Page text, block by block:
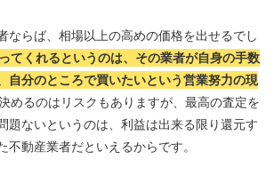
ならば、相場以上の高めの価格を出せるでし
てくれるというのは、その業者が自身の手数
自分のところで買いたいという営業努力の現
めるのはリスクもありますが、最高の査定を
題ないというのは、利益は出来る限り還元す
不動産業者だといえるからです。